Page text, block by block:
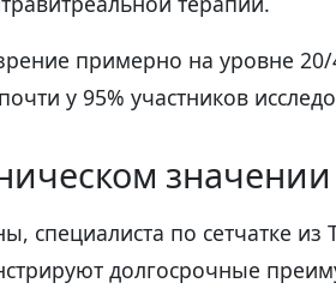
примерно на уровне 20/
у 95% участников
значении
по сетчатке из
долгосрочные